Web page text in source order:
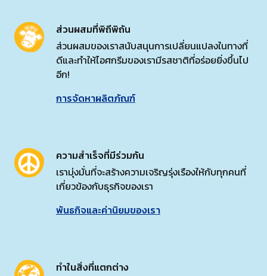
ส่วนผสมที่พิถีพิถัน
ส่วนผสมของเราสนับสนุนการเปลี่ยนแปลงในทางที่
ดีและทำให้ไอศกรีมของเรามีรสชาติที่อร่อยยิ่งขึ้นไป
อีก!
การจัดหาผลิตภัณฑ์
ความสำเร็จที่มีร่วมกัน
เรามุ่งมั่นที่จะสร้างความเจริญรุ่งเรืองให้กับทุกคนที่
เกี่ยวข้องกับธุรกิจของเรา
พันธกิจและค่านิยมของเรา
ทำในสิ่งที่แตกต่าง